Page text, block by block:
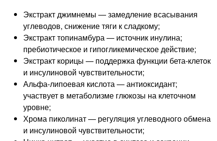
Экстракт джимнемы — замедление всасывания
углеводов, снижение тяги к сладкому;
Экстракт топинамбура — источник инулина;
пребиотическое и гипогликемическое действие;
Экстракт корицы — поддержка функции бета-клеток
и инсулиновой чувствительности;
Альфа-липоевая кислота — антиоксидант;
участвует в метаболизме глюкозы на клеточном
уровне;
Хрома пиколинат — регуляция углеводного обмена
и инсулиновой чувствительности;